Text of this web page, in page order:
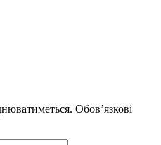
Обов’язкові